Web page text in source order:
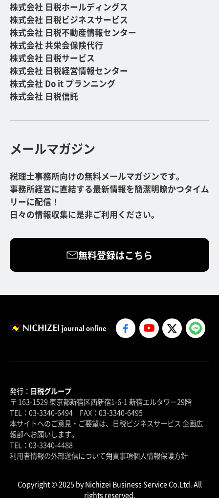
株式会社 日税ホールディングス
株式会社 日税ビジネスサービス
株式会社 日税不動産情報センター
株式会社 共栄会保険代行
株式会社 日税サービス
株式会社 日税経営情報センター
株式会社 Do it プランニング
株式会社 日税信託
メールマガジン
税理士事務所向けの無料メールマガジンです。
事務所経営に直結する最新情報を簡潔明瞭かつタイム
リーに配信！
日々の情報収集に是非ご利用ください。
無料登録はこちら
発行： 日税グループ
〒 163-1529 東京都新宿区西新宿1-6-1 新宿エルタワー29階
TEL：03-3340-6494 FAX：03-3340-6495
本サイトへのご意見・ご要望は、日税ビジネスサービス 企画広
報部へお願いします。
TEL：03-3340-4488
利用者情報の外部送信について免責事項個人情報保護方針
Copyright © 2025 by Nichizei Business Service Co.Ltd. All
rights reserved.